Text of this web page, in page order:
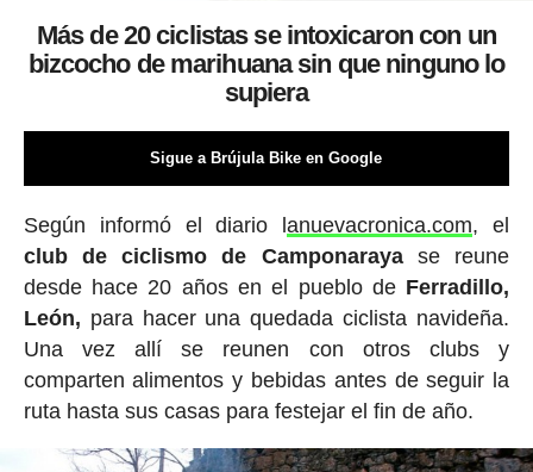
Más de 20 ciclistas se intoxicaron con un
bizcocho de marihuana sin que ninguno lo
supiera
Sigue a Brújula Bike en Google
Según informó el diario lanuevacronica.com, el
club de ciclismo de Camponarayase reune
desde hace 20 años en el pueblo de Ferradillo,
León, para hacer una quedada ciclista navideña.
Una vez allí se reunen con otros clubs y
comparten alimentos y bebidas antes de seguir la
ruta hasta sus casas para festejar el fin de año.